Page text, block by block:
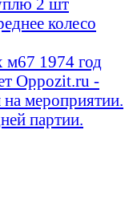
2 шт
колесо
м67 1974 год
Oppozit.ru -
мероприятии.
партии.